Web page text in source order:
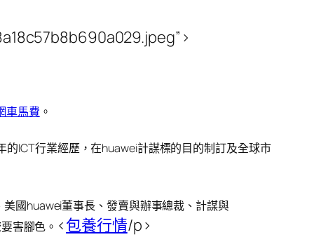
車馬費 。
ICT行業經歷，在huawei計謀標的目的制訂及全球市
國huawei董事長、發賣與辦事總裁、計謀與
害腳色。 <包養行情/p>